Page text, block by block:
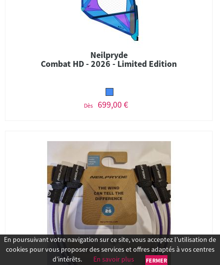
Neilpryde
Combat HD - 2026 - Limited Edition
Dès 699,00 €
En poursuivant votre navigation sur ce site, vous acceptez l’utilisation de
cookies pour vous proposer des services et offres adaptés à vos centres
d’intérêts.
En savoir plus FERMER